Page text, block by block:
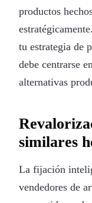
productos
tu estrategia de
debe centrarse
alternativas
similares
La fijación
vendedores de